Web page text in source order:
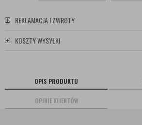
REKLAMACJA I ZWROTY
KOSZTY WYSYŁKI
OPIS PRODUKTU
OPINIE KLIENTÓW